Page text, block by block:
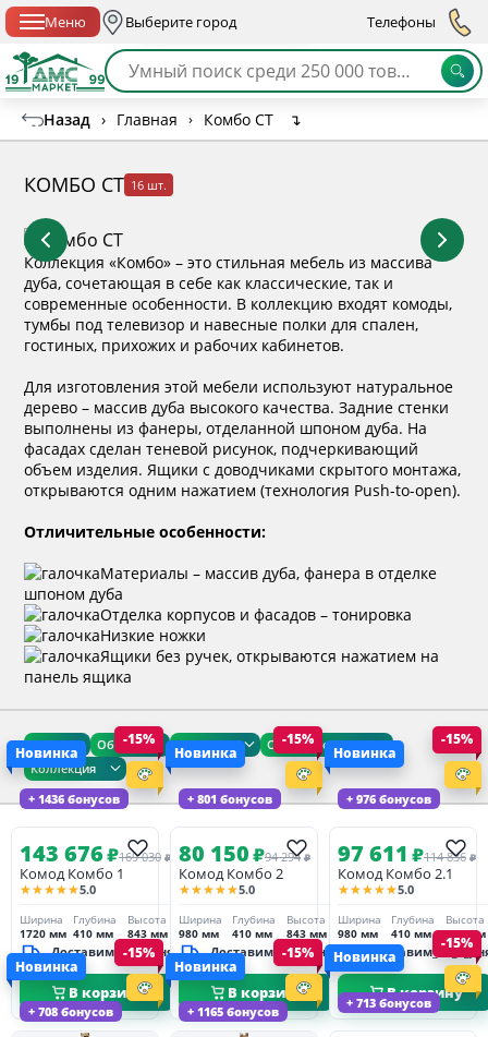
Меню Выберите город Телефоны
Назад › Главная › Комбо СТ ↴
КОМБО СТ 16 шт.
Коллекция «Комбо» – это стильная мебель из массива
дуба, сочетающая в себе как классические, так и
современные особенности. В коллекцию входят комоды,
тумбы под телевизор и навесные полки для спален,
гостиных, прихожих и рабочих кабинетов.
Для изготовления этой мебели используют натуральное
дерево – массив дуба высокого качества. Задние стенки
выполнены из фанеры, отделанной шпоном дуба. На
фасадах сделан теневой рисунок, подчеркивающий
объем изделия. Ящики с доводчиками скрытого монтажа,
открываются одним нажатием (технология Push-to-open).
Отличительные особенности:
Материалы – массив дуба, фанера в отделке
шпоном дуба
Отделка корпусов и фасадов – тонировка
Низкие ножки
Ящики без ручек, открываются нажатием на
панель ящика
Цена Общие Размеры
Сроки доставки
Коллекция
+ 1436 бонусов
Новинка
-15%
143 676₽169 030 ₽
Комод Комбо 1
★★★★★5.0
Ширина
1720 мм
Глубина
410 мм
Высота
843 мм
Доставим_за_3_дня
В корзину
+ 801 бонусов
Новинка
-15%
80 150₽94 294 ₽
Комод Комбо 2
★★★★★5.0
Ширина
980 мм
Глубина
410 мм
Высота
843 мм
Доставим_за_3_дня
В корзину
+ 976 бонусов
Новинка
-15%
97 611 ₽114 836 ₽
Комод Комбо 2.1
★★★★★5.0
Ширина
980 мм
Глубина
410 мм
Высота
843 мм
В корзину
+ 708 бонусов
Новинка
-15%
+ 1165 бонусов
Новинка
-15%
+ 713 бонусов
Новинка
-15%